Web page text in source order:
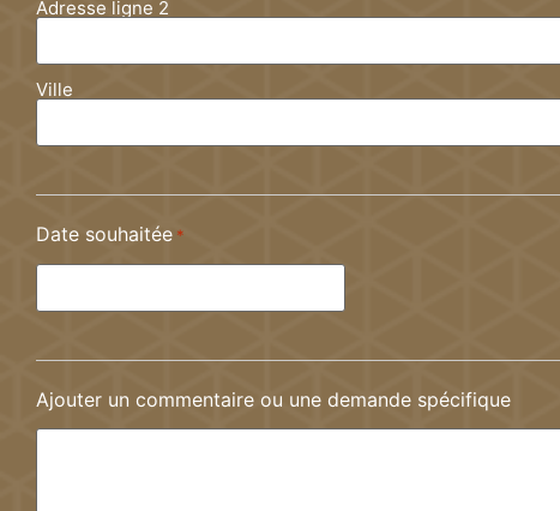
Adresse ligne 2
Ville
Date souhaitée *
Ajouter un commentaire ou une demande spécifique